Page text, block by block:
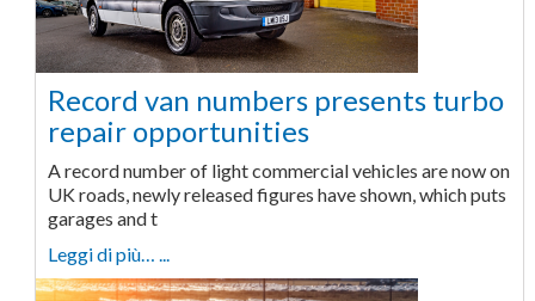
Record van numbers presents turbo
repair opportunities
A record number of light commercial vehicles are now on
UK roads, newly released figures have shown, which puts
garages and t
Leggi di più… ...